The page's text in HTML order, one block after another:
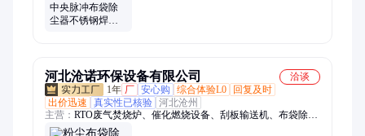
中央脉冲布袋除
尘器不锈钢焊烟
河北沧诺环保设备有限公司
洽谈
1年 厂 安心购 综合体验L0
回复及时
出价迅速
真实性已核验 河北沧州
主营： RTO废气焚烧炉、催化燃烧设备、刮板输送机、布袋除尘
器、滤筒除尘器、湿电除尘器、工业除尘器、废气焚烧炉、沸石